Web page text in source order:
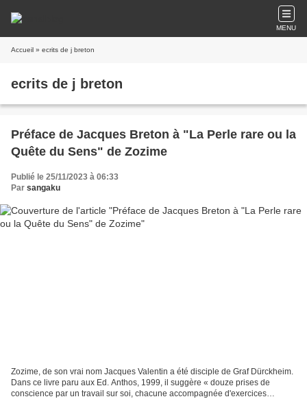
MENU
Accueil » ecrits de j breton
ecrits de j breton
Préface de Jacques Breton à "La Perle rare ou la
Quête du Sens" de Zozime
Publié le 25/11/2023 à 06:33
Par sangaku
Zozime, de son vrai nom Jacques Valentin a été disciple de Graf Dürckheim.
Dans ce livre paru aux Ed. Anthos, 1999, il suggère « douze prises de
conscience par un travail sur soi, chacune accompagnée d'exercices